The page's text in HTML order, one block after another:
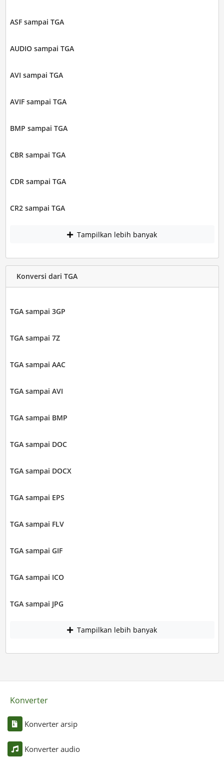
ASF sampai TGA
AUDIO sampai TGA
AVI sampai TGA
AVIF sampai TGA
BMP sampai TGA
CBR sampai TGA
CDR sampai TGA
CR2 sampai TGA
Tampilkan lebih banyak
Konversi dari TGA
TGA sampai 3GP
TGA sampai 7Z
TGA sampai AAC
TGA sampai AVI
TGA sampai BMP
TGA sampai DOC
TGA sampai DOCX
TGA sampai EPS
TGA sampai FLV
TGA sampai GIF
TGA sampai ICO
TGA sampai JPG
Tampilkan lebih banyak
Konverter
Konverter arsip
Konverter audio